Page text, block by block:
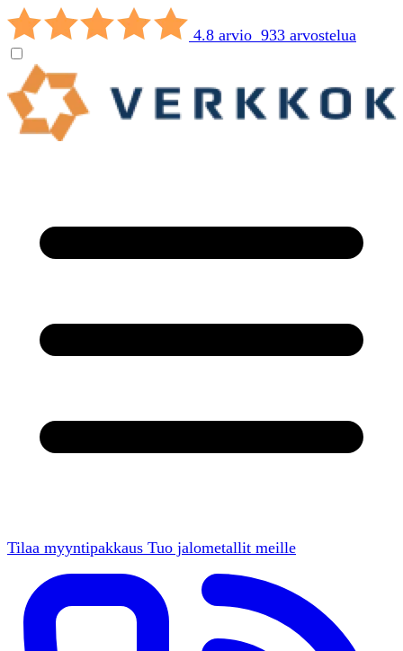
4.8 arvio 933 arvostelua
Tilaa myyntipakkaus Tuo jalometallit meille